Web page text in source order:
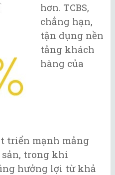
hơn. TCBS,
chẳng hạn,
tận dụng nền
tảng khách
hàng của
triển mạnh mảng
trong khi
hưởng lợi từ khả